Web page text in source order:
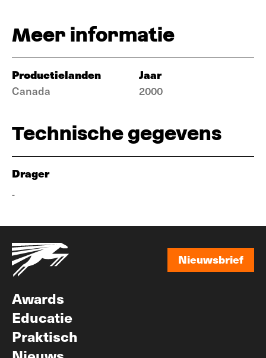
Meer informatie
Productielanden
Canada
Jaar
2000
Technische gegevens
Drager
-
Nieuwsbrief
Awards
Educatie
Praktisch